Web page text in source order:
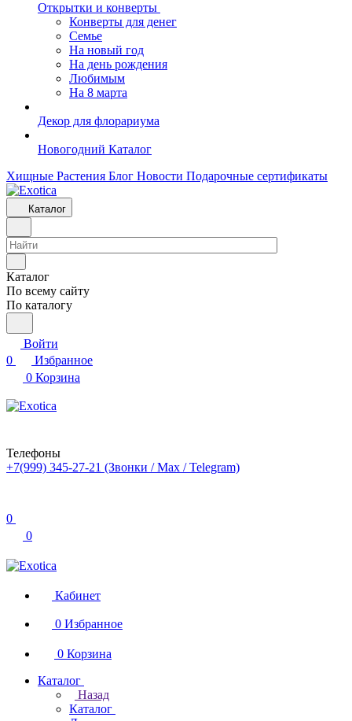
Открытки и конверты
Конверты для денег
Семье
На новый год
На день рождения
Любимым
На 8 марта
Декор для флорариума
Новогодний Каталог
Хищные Растения Блог Новости Подарочные сертификаты
Каталог
Каталог
По всему сайту
По каталогу
Войти
0
Избранное
0 Корзина
Телефоны
+7(999) 345-27-21 (Звонки / Max / Telegram)
0
0
Кабинет
0 Избранное
0 Корзина
Каталог
Назад
Каталог